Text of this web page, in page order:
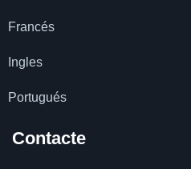
Francés
Ingles
Portugués
Contacte